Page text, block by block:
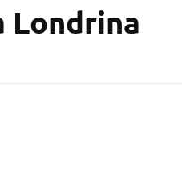
Londrina